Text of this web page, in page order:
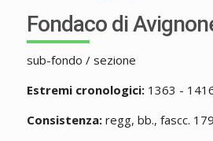
Fondaco di
sub-fondo / sezione
Estremi cronologici:1363 -
Consistenza:regg, bb., fascc.